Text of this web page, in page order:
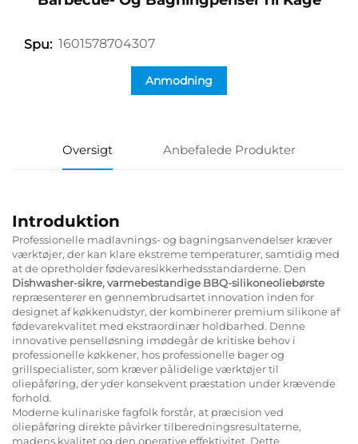
Spu: 1601578704307
Anmodning
Oversigt Anbefalede Produkter
Introduktion
Professionelle madlavnings- og bagningsanvendelser kræver
værktøjer, der kan klare ekstreme temperaturer, samtidig med
at de opretholder fødevaresikkerhedsstandarderne. Den
Dishwasher-sikre, varmebestandige BBQ-silikoneoliebørste
repræsenterer en gennembrudsartet innovation inden for
designet af køkkenudstyr, der kombinerer premium silikone af
fødevarekvalitet med ekstraordinær holdbarhed. Denne
innovative penselløsning imødegår de kritiske behov i
professionelle køkkener, hos professionelle bager og
grillspecialister, som kræver pålidelige værktøjer til
oliepåføring, der yder konsekvent præstation under krævende
forhold.
Moderne kulinariske fagfolk forstår, at præcision ved
oliepåføring direkte påvirker tilberedningsresultaterne,
madens kvalitet og den operative effektivitet. Dette